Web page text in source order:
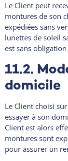
Le Client peut
montures de son
expédiées sans
lunettes de soleil
est sans obligation
11.2.
domicile
Le Client choisi
essayer à son
Client est alors
montures sont
pour assurer un